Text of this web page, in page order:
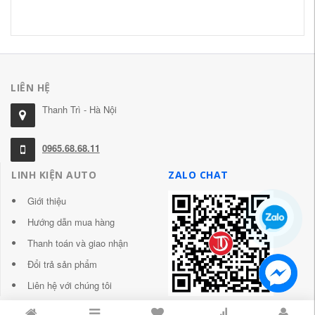
LIÊN HỆ
Thanh Trì - Hà Nội
0965.68.68.11
LINH KIỆN AUTO
Giới thiệu
Hướng dẫn mua hàng
Thanh toán và giao nhận
Đổi trả sản phẩm
Liên hệ với chúng tôi
ZALO CHAT